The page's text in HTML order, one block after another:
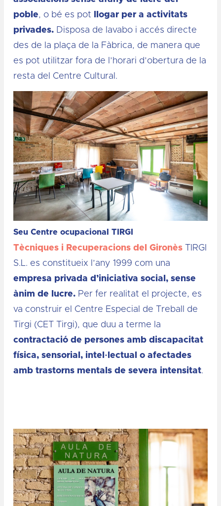
poble, o bé es pot
llogar per a activitats
privades. Disposa de lavabo i accés directe
des de la plaça de la Fàbrica, de manera que
es pot utilitzar fora de l’horari d’obertura de la
resta del Centre Cultural.
Seu Centre ocupacional TIRGI
Tècniques i Recuperacions del Gironès TIRGI
S.L. es constitueix l’any 1999 com una
empresa privada d’iniciativa social, sense
ànim de lucre. Per fer realitat el projecte, es
va construir el Centre Especial de Treball de
Tirgi (CET Tirgi), que duu a terme la
contractació de persones amb discapacitat
física, sensorial, intel·lectual o afectades
amb trastorns mentals de severa intensitat.